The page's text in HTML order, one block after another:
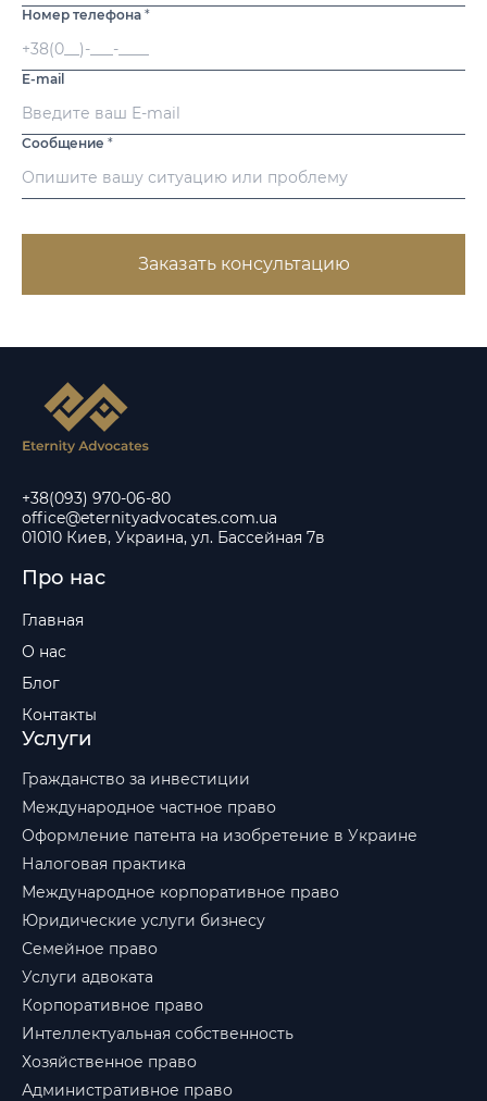
Номер телефона *
E-mail
Сообщение *
Заказать консультацию
+38(093) 970-06-80
office@eternityadvocates.com.ua
01010 Киев, Украина, ул. Бассейная 7в
Про нас
Главная
О нас
Блог
Контакты
Услуги
Гражданство за инвестиции
Международное частное право
Оформление патента на изобретение в Украине
Налоговая практика
Международное корпоративное право
Юридические услуги бизнесу
Семейное право
Услуги адвоката
Корпоративное право
Интеллектуальная собственность
Хозяйственное право
Административное право